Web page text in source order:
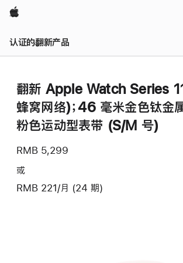
Apple
认证的翻新产品
翻新 Apple Watch Series
蜂窝网络)；46 毫米金色钛金
粉色运动型表带 (S/M 号)
RMB 5,299
或
RMB 221/月 (24 期)